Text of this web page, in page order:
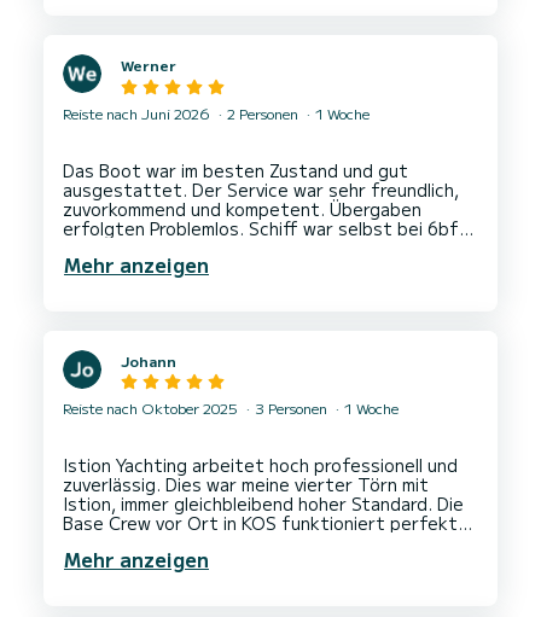
Werner
Reiste nach Juni 2026 2 Personen 1 Woche
Das Boot war im besten Zustand und gut
ausgestattet. Der Service war sehr freundlich,
zuvorkommend und kompetent. Übergaben
erfolgten Problemlos. Schiff war selbst bei 6bft
Mehr anzeigen
Johann
Reiste nach Oktober 2025 3 Personen 1 Woche
Istion Yachting arbeitet hoch professionell und
zuverlässig. Dies war meine vierter Törn mit
Istion, immer gleichbleibend hoher Standard. Die
Base Crew vor Ort in KOS funktioniert perfekt
Mehr anzeigen